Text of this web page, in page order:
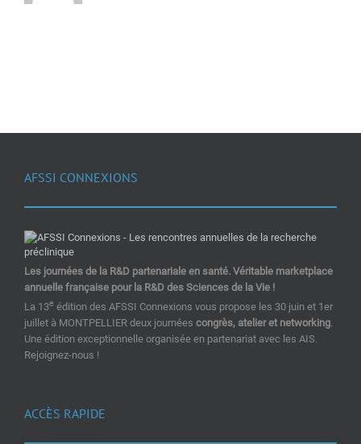
AFSSI CONNEXIONS
Les journées de la R&D partenariale en santé. Véritable marketplace
annuelle française pour la R&D des Sciences de la Vie !
La 13e édition des AFSSI Connexions vous propose les 30 juin et 1er
juillet à MONTPELLIER deux journées congrès, atelier et networking.
Une édition exceptionnelle organisée en partenariat avec les AIS.
Rejoignez-nous !
ACCÈS RAPIDE